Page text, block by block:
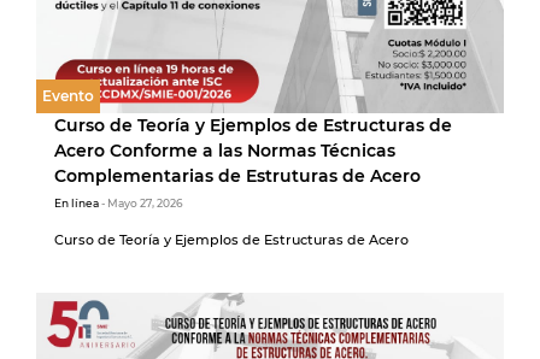
Evento
Curso de Teoría y Ejemplos de Estructuras de
Acero Conforme a las Normas Técnicas
Complementarias de Estruturas de Acero
En línea- Mayo 27, 2026
Curso de Teoría y Ejemplos de Estructuras de Acero